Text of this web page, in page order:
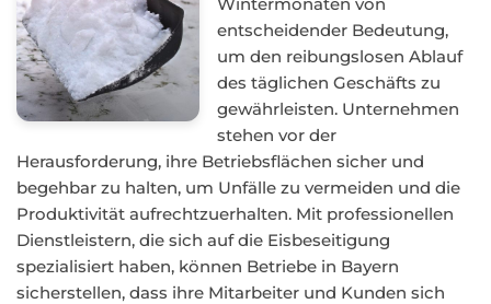
entscheidender Bedeutung,
um den reibungslosen Ablauf
des täglichen Geschäfts zu
gewährleisten. Unternehmen
stehen vor der
Herausforderung, ihre Betriebsflächen sicher und
begehbar zu halten, um Unfälle zu vermeiden und die
Produktivität aufrechtzuerhalten. Mit professionellen
Dienstleistern, die sich auf die Eisbeseitigung
spezialisiert haben, können Betriebe in Bayern
sicherstellen, dass ihre Mitarbeiter und Kunden sich